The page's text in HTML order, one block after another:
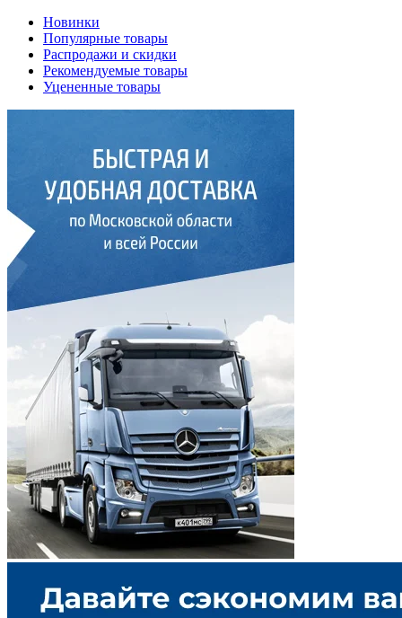
Новинки
Популярные товары
Распродажи и скидки
Рекомендуемые товары
Уцененные товары